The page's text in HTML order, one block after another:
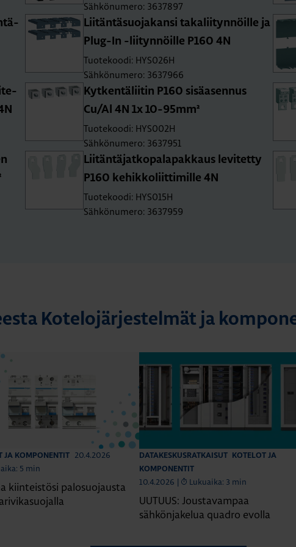
Sähkönumero: 3637897
Lii­tän­tä­suo­ja­kan­si ta­ka­lii­tyn­nöil­le ja
Plug-In -lii­tyn­nöil­le P160 4N
Tuotekoodi: HYS026H
Sähkönumero: 3637966
Kyt­ken­tä­lii­tin P160 si­sä­asen­nus
Cu/Al 4N 1x 10-95mm²
Tuotekoodi: HYS002H
Sähkönumero: 3637951
Lii­tän­tä­jat­ko­pa­la­pak­kaus le­vi­tet­ty
P160 ke­hik­ko­liit­ti­mil­le 4N
Tuotekoodi: HYS015H
Sähkönumero: 3637959
Kotelojärjestelmät ja
JA KOMPONENTIT
20.4.2026
5 min
kiinteistösi palosuojausta
DATAKESKUSRATKAISUT
KOTELOT JA
KOMPONENTIT
10.4.2026 | Lukuaika: 3 min
UUTUUS: Joustavampaa
sähkönjakelua quadro evolla